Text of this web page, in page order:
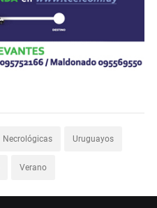
Necrológicas Uruguayos
Verano